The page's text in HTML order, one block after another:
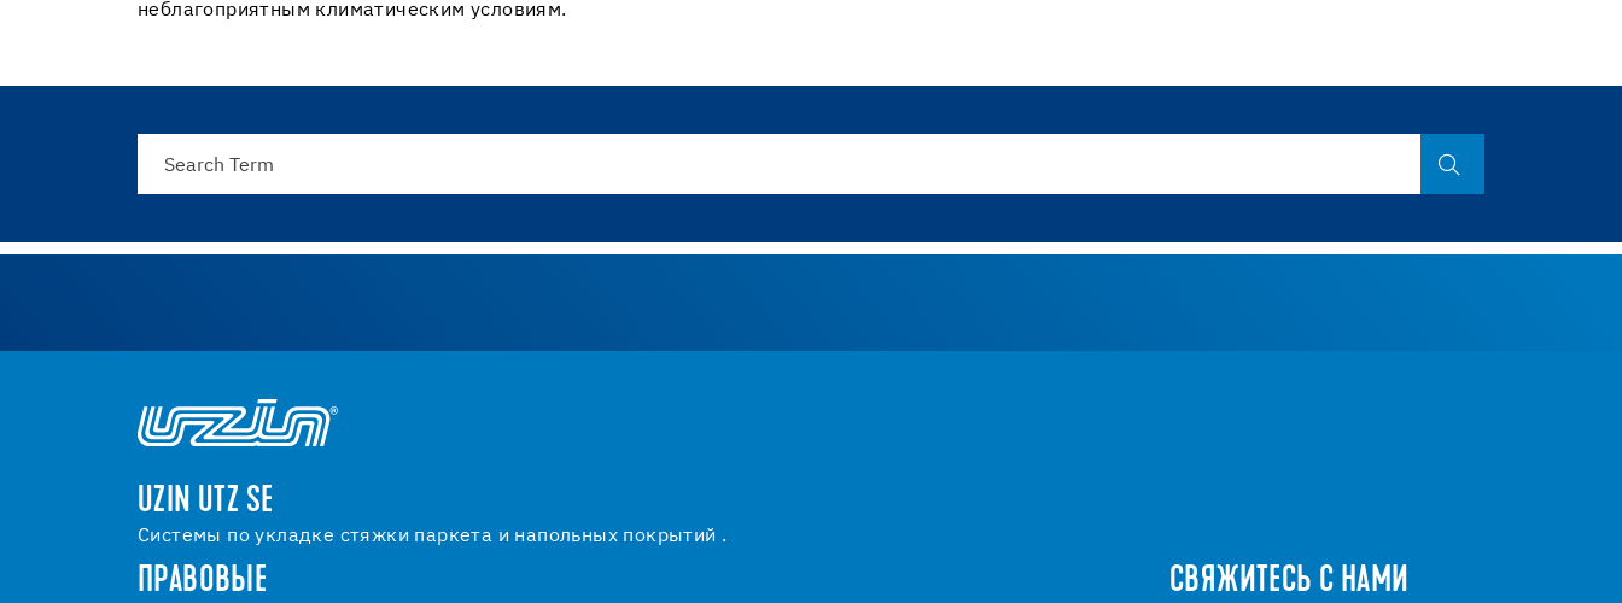
неблагоприятным климатическим условиям.
UZIN UTZ SE
Системы по укладке стяжки паркета и напольных покрытий .
ПРАВОВЫЕ
СВЯЖИТЕСЬ С НАМИ